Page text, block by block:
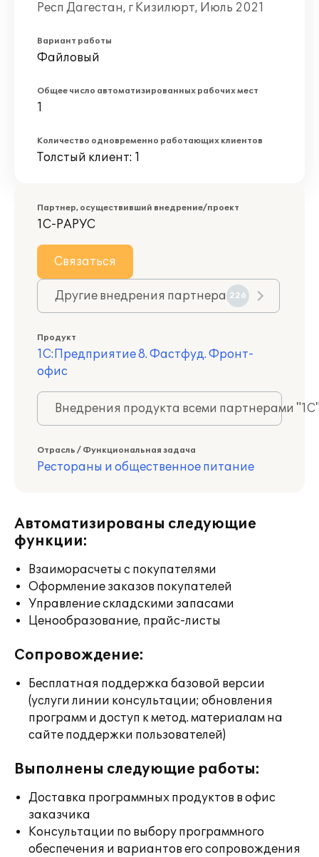
Респ Дагестан, г Кизилюрт, Июль 2021
Вариант работы
Файловый
Общее число автоматизированных рабочих мест
1
Количество одновременно работающих клиентов
Толстый клиент: 1
Партнер, осуществивший внедрение/проект
1С-РАРУС
Связаться
Другие внедрения партнера 226
Продукт
1С:Предприятие 8. Фастфуд. Фронт-
офис
Внедрения продукта всеми партнерами
Отрасль / Функциональная задача
Рестораны и общественное питание
Автоматизированы следующие
функции:
Взаиморасчеты с покупателями
Оформление заказов покупателей
Управление складскими запасами
Ценообразование, прайс-листы
Сопровождение:
Бесплатная поддержка базовой версии
(услуги линии консультации; обновления
программ и доступ к метод. материалам на
сайте поддержки пользователей)
Выполнены следующие работы:
Доставка программных продуктов в офис
заказчика
Консультации по выбору программного
обеспечения и вариантов его сопровождения